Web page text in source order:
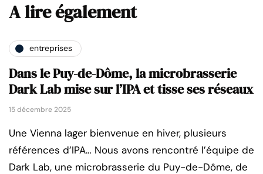
A lire également
entreprises
Dans le Puy-de-Dôme, la microbrasserie
Dark Lab mise sur l’IPA et tisse ses réseaux
15 décembre 2025
Une Vienna lager bienvenue en hiver, plusieurs
références d’IPA… Nous avons rencontré l’équipe de
Dark Lab, une microbrasserie du Puy-de-Dôme, de